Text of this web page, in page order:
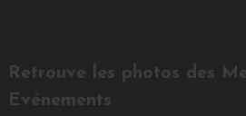
Retrouve les photos des
Evénements